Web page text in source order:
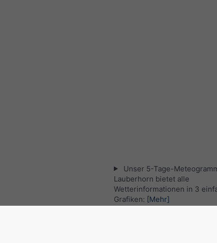
Unser 5-Tage-
Lauberhorn bietet alle
Wetterinformationen in 3
Grafiken: [Mehr]